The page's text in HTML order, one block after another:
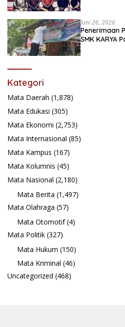
Juni 26, 2026
Penerimaan
SMK KARYA
Kategori
Mata Daerah (1,878)
Mata Edukasi (305)
Mata Ekonomi (2,753)
Mata Internasional (85)
Mata Kampus (167)
Mata Kolumnis (45)
Mata Nasional (2,180)
Mata Berita (1,497)
Mata Olahraga (57)
Mata Otomotif(4)
Mata Politik (327)
Mata Hukum (150)
Mata Kriminal (46)
Uncategorized (468)